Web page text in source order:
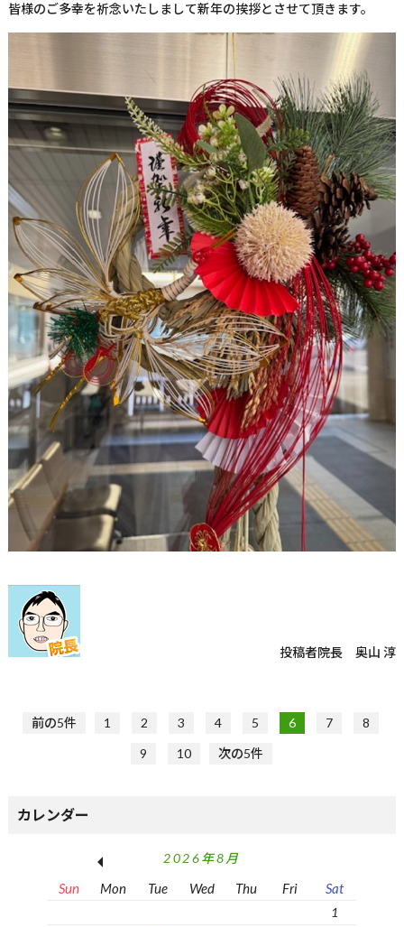
皆様のご多幸を祈念いたしまして新年の挨拶とさせて頂きます。
投稿者院長 奥山 淳
前の5件 1 2 3 4 5 6 7
8
9
10 次の5件
カレンダー
2026年8月
Sun Mon Tue Wed Thu Fri Sat
1